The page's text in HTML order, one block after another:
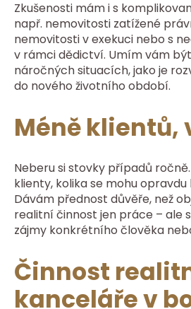
Zkušenosti mám i s
např. nemovitosti zatížené
nemovitosti v exekuci nebo s
v rámci dědictví. Umím vám
náročných situacích, jako je
do nového životního období.
Méně klientů,
Neberu si stovky případů
klienty, kolika se mohu
Dávám přednost důvěře, než
realitní činnost jen práce – ale
zájmy konkrétního člověka
Činnost
kanceláře v